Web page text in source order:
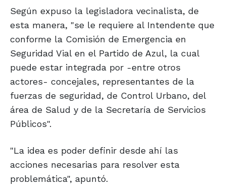
Según expuso la legisladora vecinalista, de
esta manera, "se le requiere al Intendente que
conforme la Comisión de Emergencia en
Seguridad Vial en el Partido de Azul, la cual
puede estar integrada por -entre otros
actores- concejales, representantes de la
fuerzas de seguridad, de Control Urbano, del
área de Salud y de la Secretaría de Servicios
Públicos".
"La idea es poder definir desde ahí las
acciones necesarias para resolver esta
problemática", apuntó.